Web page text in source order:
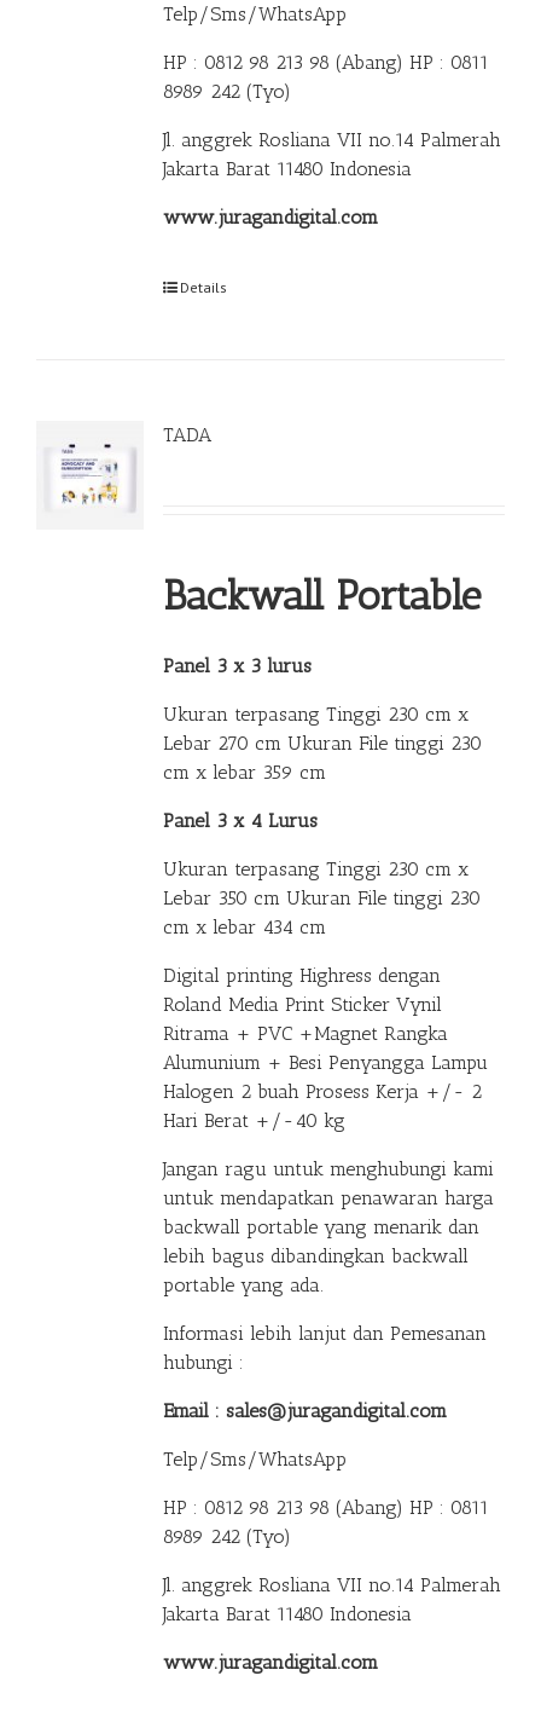
Telp/Sms/WhatsApp
HP : 0812 98 213 98 (Abang) HP : 0811
8989 242 (Tyo)
Jl. anggrek Rosliana VII no.14 Palmerah
Jakarta Barat 11480 Indonesia
www.juragandigital.com
Details
TADA
Backwall Portable
Panel 3 x 3 lurus
Ukuran terpasang Tinggi 230 cm x
Lebar 270 cm Ukuran File tinggi 230
cm x lebar 359 cm
Panel 3 x 4 Lurus
Ukuran terpasang Tinggi 230 cm x
Lebar 350 cm Ukuran File tinggi 230
cm x lebar 434 cm
Digital printing Highress dengan
Roland Media Print Sticker Vynil
Ritrama + PVC +Magnet Rangka
Alumunium + Besi Penyangga Lampu
Halogen 2 buah Prosess Kerja +/- 2
Hari Berat +/-40 kg
Jangan ragu untuk menghubungi kami
untuk mendapatkan penawaran harga
backwall portable yang menarik dan
lebih bagus dibandingkan backwall
portable yang ada.
Informasi lebih lanjut dan Pemesanan
hubungi :
Email : sales@juragandigital.com
Telp/Sms/WhatsApp
HP : 0812 98 213 98 (Abang) HP : 0811
8989 242 (Tyo)
Jl. anggrek Rosliana VII no.14 Palmerah
Jakarta Barat 11480 Indonesia
www.juragandigital.com